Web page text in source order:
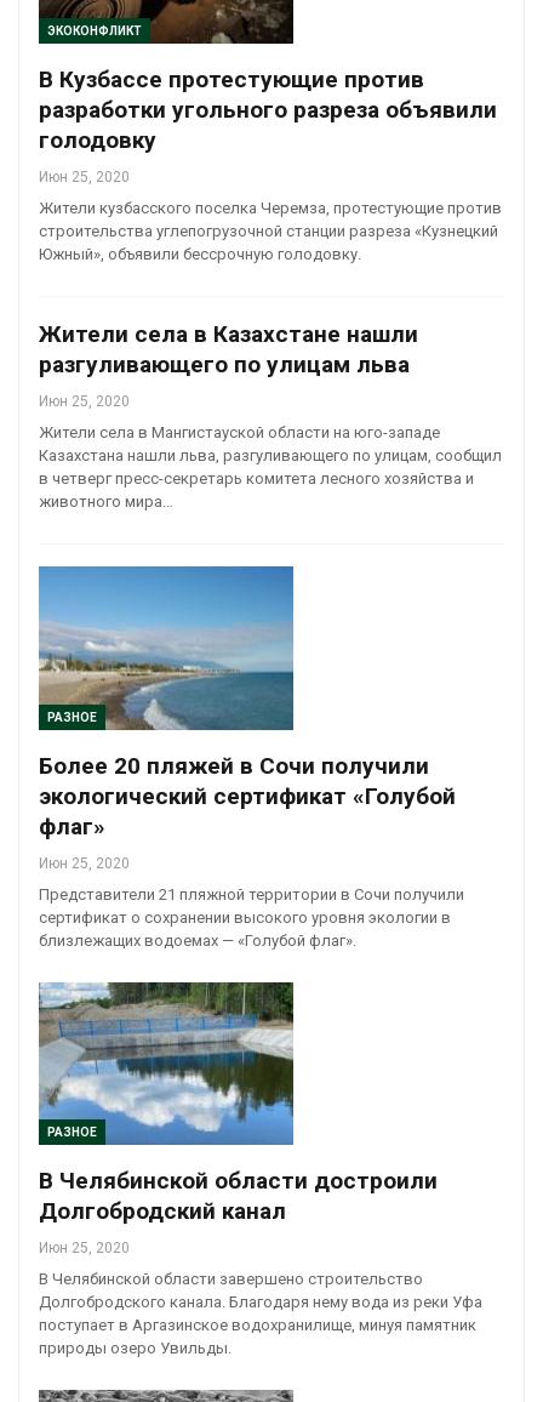
ЭКОКОНФЛИКТ
В Кузбассе протестующие против
разработки угольного разреза объявили
голодовку
Июн 25, 2020
Жители кузбасского поселка Черемза, протестующие против
строительства углепогрузочной станции разреза «Кузнецкий
Южный», объявили бессрочную голодовку.
Жители села в Казахстане нашли
разгуливающего по улицам льва
Июн 25, 2020
Жители села в Мангистауской области на юго-западе
Казахстана нашли льва, разгуливающего по улицам, сообщил
в четверг пресс-секретарь комитета лесного хозяйства и
животного мира…
РАЗНОЕ
Более 20 пляжей в Сочи получили
экологический сертификат «Голубой
флаг»
Июн 25, 2020
Представители 21 пляжной территории в Сочи получили
сертификат о сохранении высокого уровня экологии в
близлежащих водоемах — «Голубой флаг».
РАЗНОЕ
В Челябинской области достроили
Долгобродский канал
Июн 25, 2020
В Челябинской области завершено строительство
Долгобродского канала. Благодаря нему вода из реки Уфа
поступает в Аргазинское водохранилище, минуя памятник
природы озеро Увильды.